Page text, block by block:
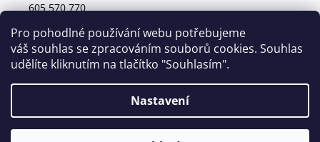
Pro pohodlné používání webu potřebujeme
váš souhlas se zpracováním souborů cookies. Souhlas
udělíte kliknutím na tlačítko "Souhlasím".
Nastavení
V pátek 7. 8. máme firemní dovolenou. V případě potřeby nám
605 570 770
https://www.facebook.com/vyberovekoupelny/
Copyright 2026Výběrové Koupelny. Všechna práva